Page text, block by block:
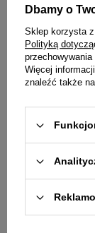
159,00 zł
Dbamy o
Sklep korzysta
Polityką
Więcej
znaleźć także